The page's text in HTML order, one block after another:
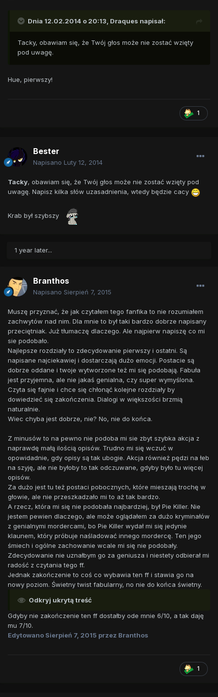
Dnia 12.02.2014 o 20:13, Draques napisał:
Tacky, obawiam się, że Twój głos może nie zostać wzięty
pod uwagę.
Hue, pierwszy!
1
Bester
Napisano Luty 12, 2014
Tacky, obawiam się, że Twój głos może nie zostać wzięty pod
uwagę. Napisz kilka słów uzasadnienia, wtedy będzie cacy
Krab był szybszy
1 year later...
Branthos
Napisano Sierpień 7, 2015
Muszę przyznać, że jak czytałem tego fanfika to nie rozumiałem
zachwytów nad nim. Dla mnie to był taki bardzo dobrze napisany
przeciętniak. Już tłumaczę dlaczego. Ale najpierw napiszę co mi
sie podobało.
Najlepsze rozdziały to zdecydowanie pierwszy i ostatni. Są
napisane najciekawiej i dostarczają dużo emocji. Postacie są
dobrze oddane i twoje wytworzone też mi się podobają. Fabuła
jest przyjemna, ale nie jakaś genialna, czy super wymyślona.
Czyta się fajnie i chce się chłonąć kolejne rozdziały by
dowiedzieć się zakończenia. Dialogi w większości brzmią
naturalnie.
Wiec chyba jest dobrze, nie? No, nie do końca.
Z minusów to na pewno nie podoba mi sie zbyt szybka akcja z
naprawdę małą ilością opisów. Trudno mi się wczuć w
opowidadnie, gdy opisy są tak ubogie. Akcja również pędzi na łeb
na szyję, ale nie byłoby to tak odczuwane, gdyby było tu więcej
opisów.
Za dużo jest tu też postaci pobocznych, które mieszają trochę w
głowie, ale nie przeszkadzało mi to aż tak bardzo.
A rzecz, która mi się nie podobała najbardziej, był Pie Killer. Nie
jestem pewien dlaczego, ale może oglądałem za dużo kryminałów
z genialnymi mordercami, bo Pie Killer wydał mi się jedynie
klaunem, który próbuje naśladować innego mordercę. Ten jego
śmiech i ogólne zachowanie wcale mi się nie podobały.
Zdecydowanie nie uznałbym go za geniusza i niestety odbierał mi
radość z czytania tego ff.
Jednak zakończenie to coś co wybawia ten ff i stawia go na
nowy poziom. Świetny twist fabularny, no nie do końca świetny.
Odkryj ukrytą treść
Gdyby nie zakończenie ten ff dostałby ode mnie 6/10, a tak daję
mu 7/10.
Edytowano Sierpień 7, 2015 przez Branthos
1